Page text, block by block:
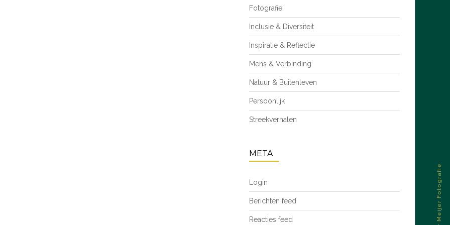
Fotografie
Inclusie & Diversiteit
Inspiratie & Reflectie
Mens & Verbinding
Natuur & Buitenleven
Persoonlijk
Streekverhalen
META
Login
Berichten feed
Reacties feed